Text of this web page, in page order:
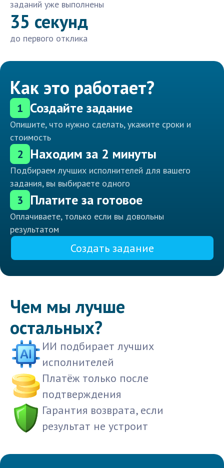
заданий уже выполнены
35 секунд
до первого отклика
Как это работает?
1 Создайте задание
Опишите, что нужно сделать, укажите сроки и
стоимость
2 Находим за 2 минуты
Подбираем лучших исполнителей для вашего
задания, вы выбираете одного
3 Платите за готовое
Оплачиваете, только если вы довольны
результатом
Создать задание
Чем мы лучше
остальных?
ИИ подбирает лучших
исполнителей
Платёж только после
подтверждения
Гарантия возврата, если
результат не устроит